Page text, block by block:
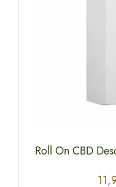
Roll On CBD